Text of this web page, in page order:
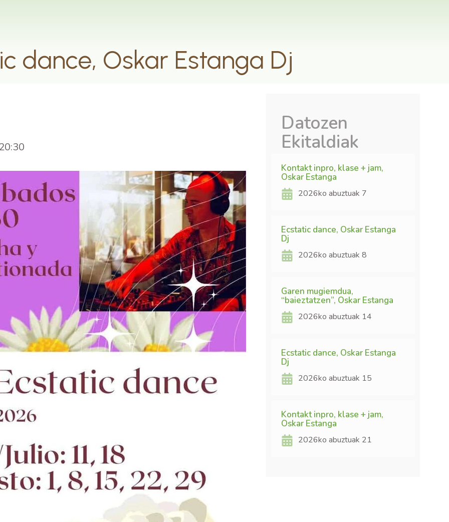
dance, Oskar Estanga Dj
20:30
Datozen
Ekitaldiak
Kontakt inpro, klase + jam,
Oskar Estanga
2026ko abuztuak 7
Ecstatic dance, Oskar Estanga
Dj
2026ko abuztuak 8
Garen mugiemdua,
“baieztatzen”, Oskar Estanga
2026ko abuztuak 14
Ecstatic dance, Oskar Estanga
Dj
2026ko abuztuak 15
Kontakt inpro, klase + jam,
Oskar Estanga
2026ko abuztuak 21